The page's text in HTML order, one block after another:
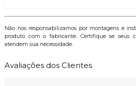
Não nos responsabilizamos por montagens e
produto com o fabricante. Certifique se seus
atendem sua necessidade.
Avaliações dos Clientes